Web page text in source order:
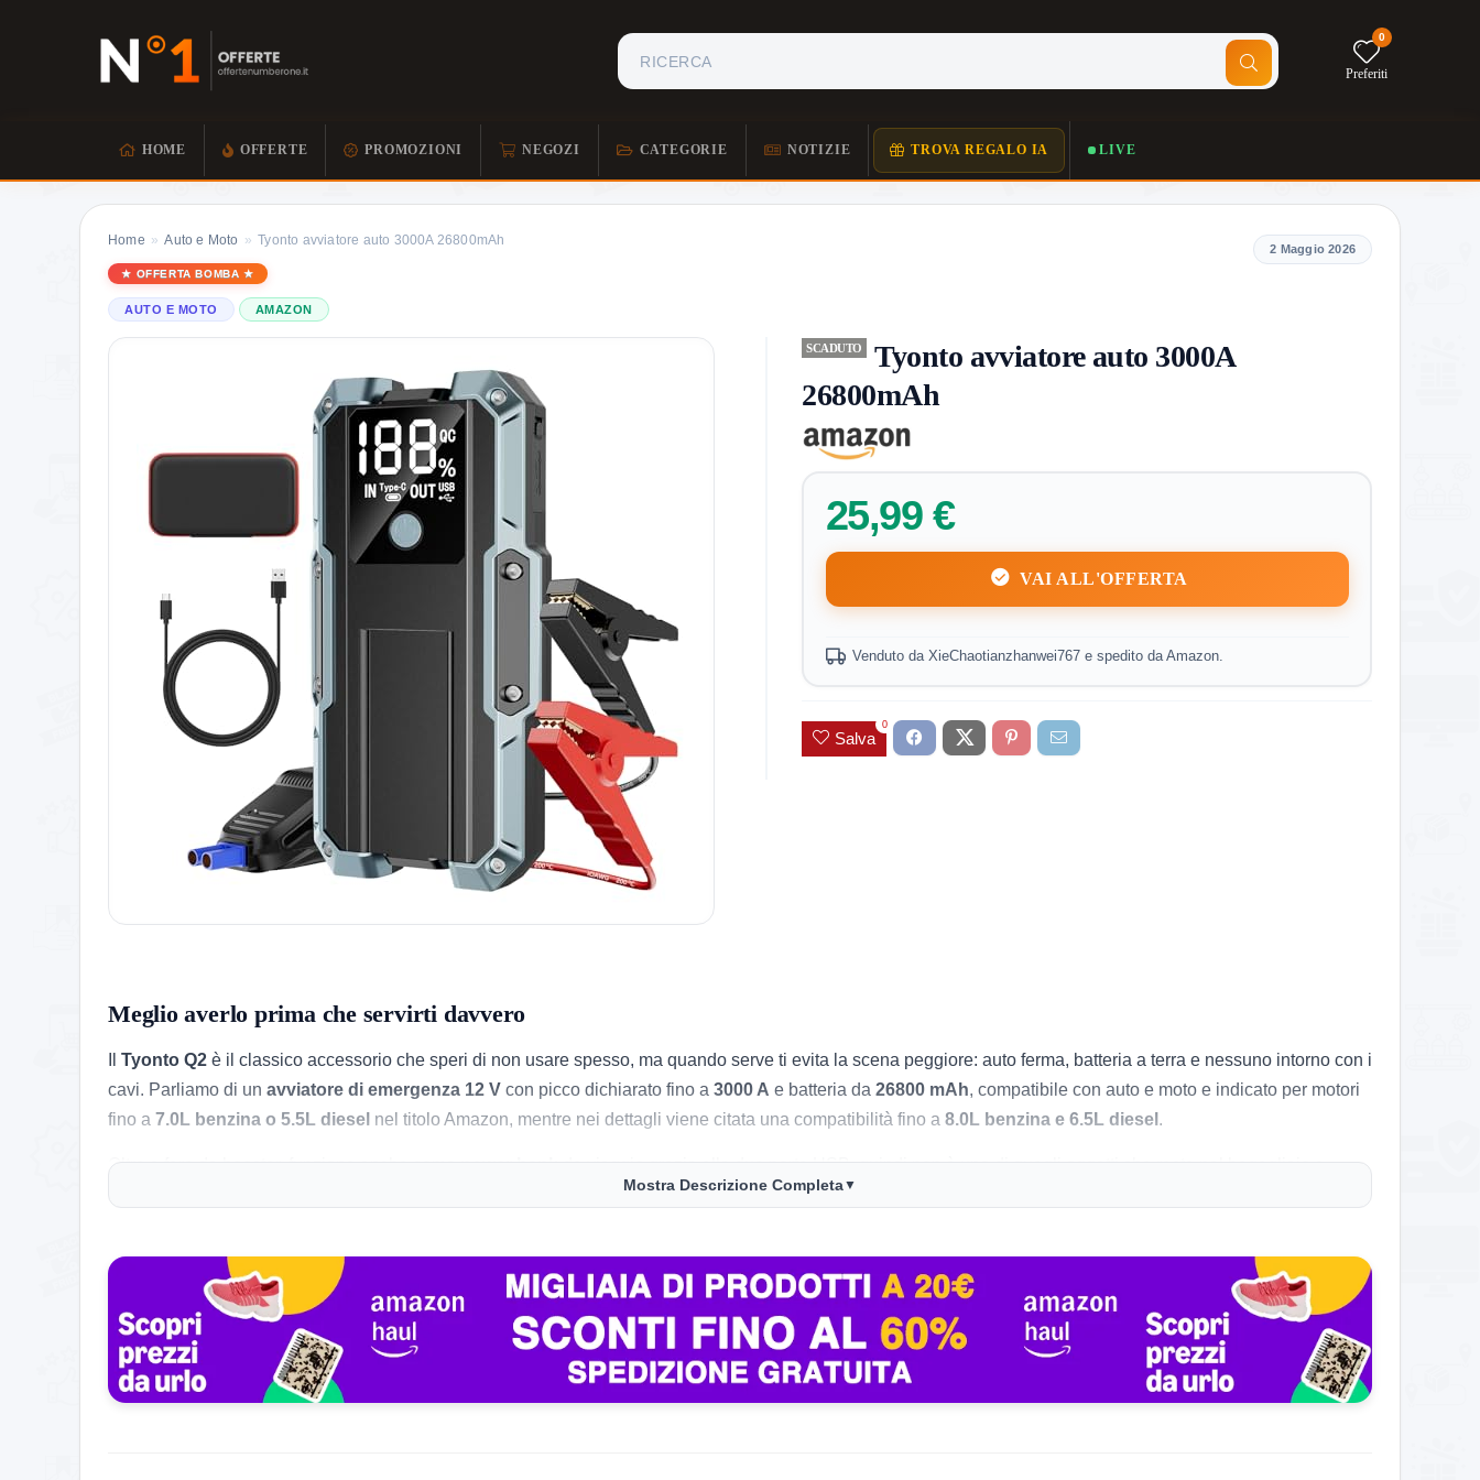
0
Preferiti
HOME OFFERTE PROMOZIONI NEGOZI CATEGORIE NOTIZIE TROVA REGALO IA LIVE
Home » Auto e Moto » Tyonto avviatore auto 3000A 26800mAh
OFFERTA BOMBA
AUTO E MOTO AMAZON
SCADUTO
Tyonto avviatore auto 3000A
26800mAh
25,99 €
VAI ALL'OFFERTA
Venduto da XieChaotianzhanwei767 e spedito da Amazon.
Salva
0
2 Maggio 2026
Meglio averlo prima che servirti davvero
Tyonto Q2 è il classico accessorio che speri di non usare spesso, ma quando serve ti evita la scena peggiore: auto ferma, batteria a terra e nessuno intorno con i
cavi. Parliamo di un avviatore di emergenza 12 V con picco dichiarato fino a 3000 A e batteria da 26800 mAh, compatibile con auto e moto e indicato per motori
fino a 7.0L benzina o 5.5L diesel nel titolo Amazon, mentre nei dettagli viene citata una compatibilità fino a 8.0L benzina e 6.5L diesel.
Oltre a fare da booster, funziona anche comepower bankda viaggio grazie alle due porte USB, quindi non è uno di quegli oggetti che resta nel bagagliaio a
prendere polvere senza un secondo uso. In pratica ti copre due emergenze comuni: batteria auto scarica e telefono morto proprio quando ti servirebbe per
Le cose pratiche che contano
Uno dei punti forti è la dotazione di4 modalità LED : torcia, SOS, lampeggiante e luce rossa/blu, con luminosità dichiarata di600 lumene durata fino a10 ore.
Questo lo rende utile non solo in strada, ma anche per campeggio, viaggi, lavori serali o qualsiasi situazione in cui ti ritrovi al buio con poca voglia di improvvisare.
La parte sicurezza è quella che conta davvero su un prodotto del genere: Amazon indica10 protezioni intelligenti
, rilevamento automatico della connessione e
Mostra Descrizione Completa▼